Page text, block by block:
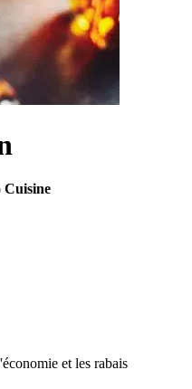
Cuisine
et les rabais